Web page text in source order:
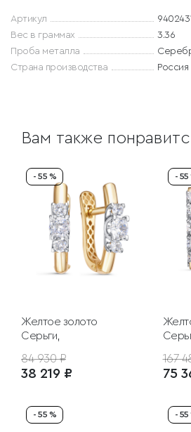
Артикул
Вес в граммах
3.36
Проба металла
Страна производства
Россия
Вам также
- 55 %
Желтое золото
Серьги,
84 930 ₽
38 219 ₽
- 55
167
75
- 55 % - 55